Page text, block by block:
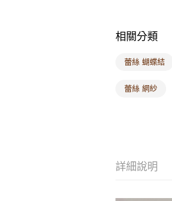
相關分類
蕾絲 蝴蝶結
蕾絲 網紗
詳細說明